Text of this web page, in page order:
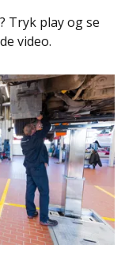
Tryk play og se
video.